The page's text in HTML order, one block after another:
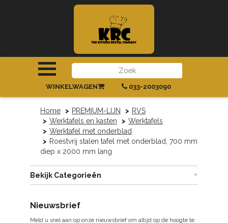
INLOGGEN|REGISTREREN
033-2003090
WINKELWAGEN
Home PREMIUM-LIJN
RVS
Werktafels en kasten
Werktafels
Werktafel met onderblad
Roestvrij stalen tafel met onderblad, 700 mm
diep x 2000 mm lang
Bekijk Categorieën
Nieuwsbrief
Meld u snel aan op onze nieuwsbrief om altijd op de hoogte te